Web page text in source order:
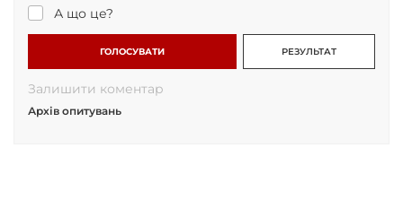
А що це?
ГОЛОСУВАТИ РЕЗУЛЬТАТ
Залишити коментар
Архів опитувань